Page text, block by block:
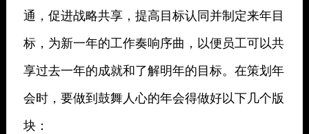
通，促进战略共享，提高目标认同并制定来年目
标，为新一年的工作奏响序曲，以便员工可以共
享过去一年的成就和了解明年的目标。在策划年
会时，要做到鼓舞人心的年会得做好以下几个版
块：